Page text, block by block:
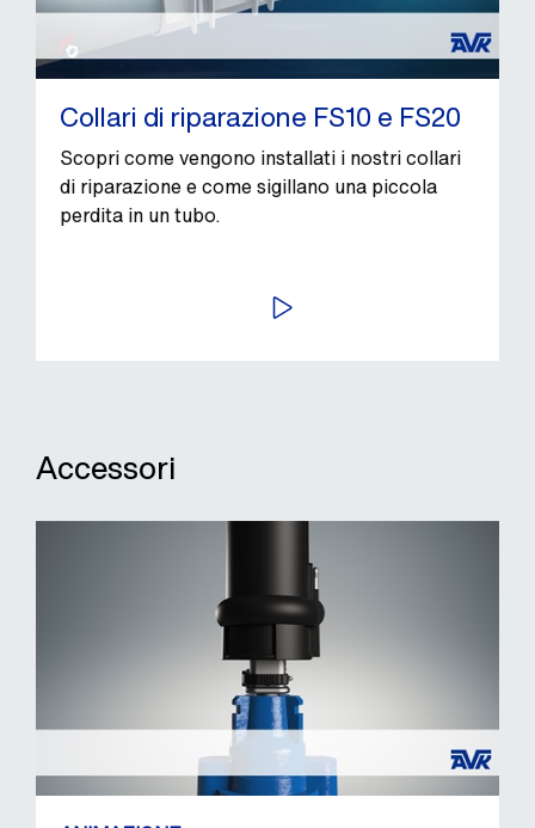
Collari di riparazione FS10 e FS20
Scopri come vengono installati i nostri collari
di riparazione e come sigillano una piccola
perdita in un tubo.
AVVIA
Accessori